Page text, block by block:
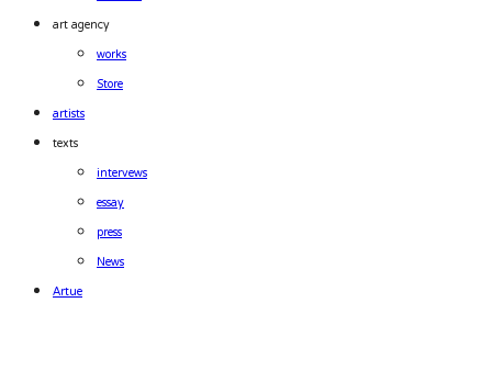
art agency
works
Store
artists
texts
intervews
essay
press
News
Artue